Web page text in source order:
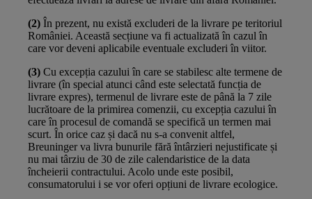
(2) În prezent, nu există excluderi de la livrare pe teritoriul
României. Această secțiune va fi actualizată în cazul în
care vor deveni aplicabile eventuale excluderi în viitor.
(3) Cu excepția cazului în care se stabilesc alte termene de
livrare (în special atunci când este selectată funcția de
livrare expres), termenul de livrare este de până la 7 zile
lucrătoare de la primirea comenzii, cu excepția cazului în
care în procesul de comandă se specifică un termen mai
scurt. În orice caz și dacă nu s-a convenit altfel,
Breuninger va livra bunurile fără întârzieri nejustificate și
nu mai târziu de 30 de zile calendaristice de la data
încheierii contractului. Acolo unde este posibil,
consumatorului i se vor oferi opțiuni de livrare ecologice.